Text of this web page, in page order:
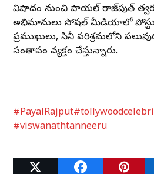
విషాదం నుంచి పాయల్ రాజ్‌పుత్
అభిమానులు సోష‌ల్ మీడియాలో
ప్రముఖులు, సినీ పరిశ్రమలోని
సంతాపం వ్యక్తం చేస్తున్నారు.
#PayalRajput
#viswanathtanneeru
Related Posts